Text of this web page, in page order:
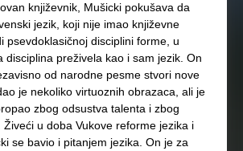
književnik, Mušicki pokušava da
jezik, koji nije imao književne
psevdoklasičnoj disciplini forme, u
disciplina preživela kao i sam jezik. On
od narodne pesme stvori nove
je nekoliko virtuoznih obrazaca, ali je
zbog odsustva talenta i zbog
u doba Vukove reforme jezika i
se bavio i pitanjem jezika. On je za